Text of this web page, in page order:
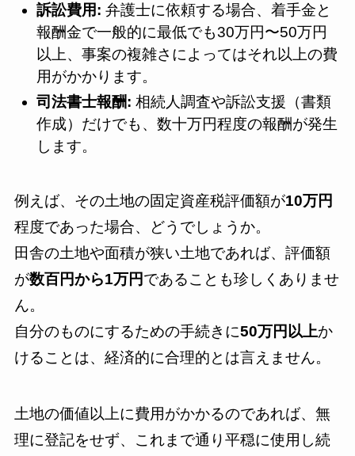
訴訟費用: 弁護士に依頼する場合、着手金と
報酬金で一般的に最低でも30万円〜50万円
以上、事案の複雑さによってはそれ以上の費
用がかかります。
司法書士報酬: 相続人調査や訴訟支援（書類
作成）だけでも、数十万円程度の報酬が発生
します。
例えば、その土地の固定資産税評価額が10万円
程度であった場合、どうでしょうか。
田舎の土地や面積が狭い土地であれば、評価額
が数百円から1万円であることも珍しくありませ
ん。
自分のものにするための手続きに50万円以上か
けることは、経済的に合理的とは言えません。
土地の価値以上に費用がかかるのであれば、無
理に登記をせず、これまで通り平穏に使用し続